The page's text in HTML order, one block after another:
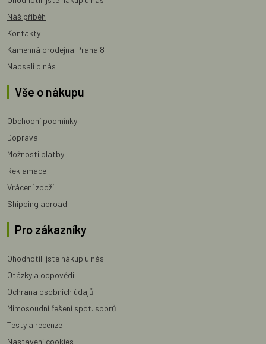
Náš příběh
Kontakty
Kamenná prodejna Praha 8
Napsali o nás
Vše o nákupu
Obchodní podmínky
Doprava
Možnosti platby
Reklamace
Vrácení zboží
Shipping abroad
Pro zákazníky
Ohodnotili jste nákup u nás
Otázky a odpovědi
Ochrana osobních údajů
Mimosoudní řešení spot. sporů
Testy a recenze
Nastavení cookies